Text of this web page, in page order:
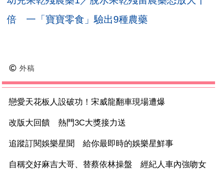
倍 一「寶寶零食」驗出9種農藥
外稿
戀愛天花板人設破功！宋威龍翻車現場遭爆
改版大回饋 熱門3C大獎接力送
追蹤訂閱娛樂星聞 給你最即時的娛樂星鮮事
自稱交好麻吉大哥、替蔡依林操盤 經紀人車內強吻女